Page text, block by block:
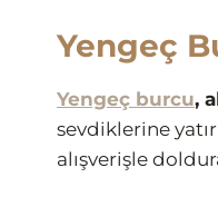
Yengeç
Yengeç burcu,
sevdiklerine
alışverişle